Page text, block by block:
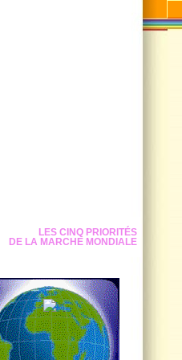
LES CINQ PRIORITÉS
DE LA MARCHE MONDIALE